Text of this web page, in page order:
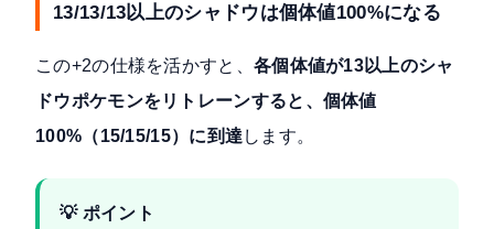
13/13/13以上のシャドウは個体値100%になる
この+2の仕様を活かすと、 各個体値が13以上のシャ
ドウポケモンをリトレーンすると、個体値
100%（15/15/15）に到達します。
💡 ポイント